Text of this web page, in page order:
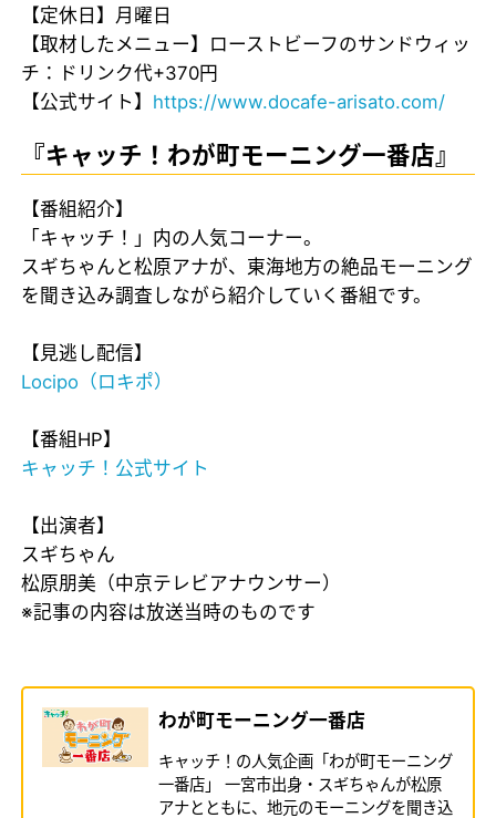
【定休日】月曜日
【取材したメニュー】ローストビーフのサンドウィッ
チ：ドリンク代+370円
【公式サイト】 https://www.docafe-arisato.com/
『キャッチ！わが町モーニング一番店』
【番組紹介】
「キャッチ！」内の人気コーナー。
スギちゃんと松原アナが、東海地方の絶品モーニング
を聞き込み調査しながら紹介していく番組です。
【見逃し配信】
Locipo（ロキポ）
【番組HP】
キャッチ！公式サイト
【出演者】
スギちゃん
松原朋美（中京テレビアナウンサー）
※記事の内容は放送当時のものです
わが町モーニング一番店
キャッチ！の人気企画「わが町モーニング
一番店」 一宮市出身・スギちゃんが松原
アナとともに、地元のモーニングを聞き込